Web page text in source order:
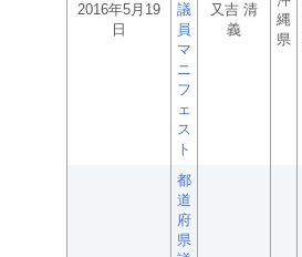
2016年5月19
日
議
員
マ
ニ
フ
ェ
ス
ト
又吉 清
義
縄
県
都
道
府
県